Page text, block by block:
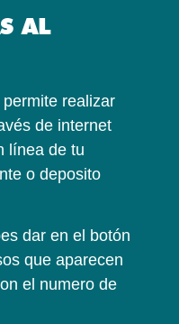
AL
realizar
de internet
línea de tu
o deposito
dar en el botón
que aparecen
el numero de